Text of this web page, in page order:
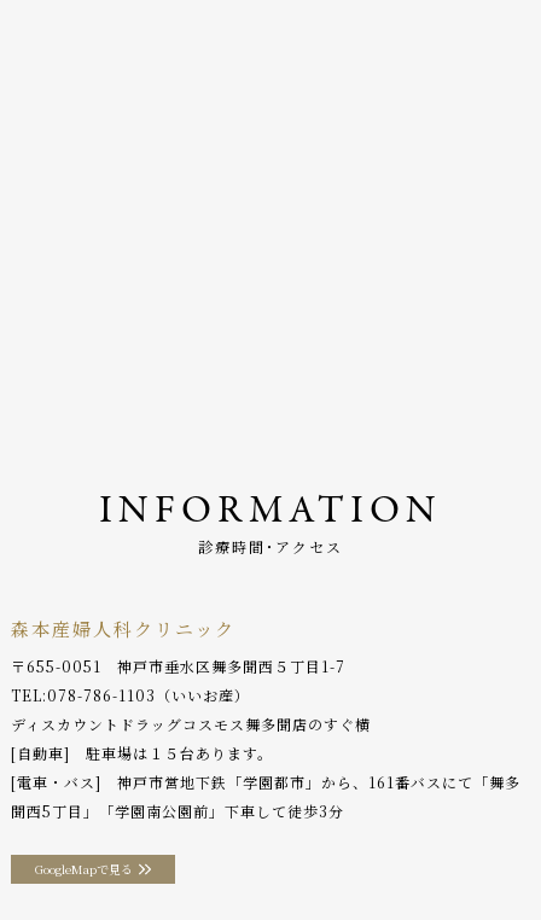
INFORMATION
診療時間･アクセス
森本産婦人科クリニック
〒655-0051 神戸市垂水区舞多聞西５丁目1-7
TEL:078-786-1103 （いいお産）
ディスカウントドラッグコスモス舞多聞店のすぐ横
[自動車] 駐車場は１５台あります。
[電車・バス] 神戸市営地下鉄「学園都市」から、161番バスにて「舞多
聞西5丁目」「学園南公園前」下車して徒歩3分
GoogleMapで見る